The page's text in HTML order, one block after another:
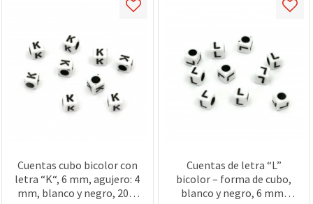
Cuentas cubo bicolor con
letra “K“, 6 mm, agujero: 4
mm, blanco y negro, 20 g
Cuentas de letra “L”
bicolor – forma de cubo,
blanco y negro, 6 mm,